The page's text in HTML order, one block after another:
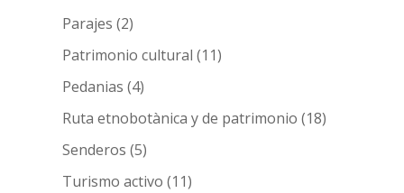
Parajes (2)
Patrimonio cultural (11)
Pedanias (4)
Ruta etnobotànica y de patrimonio (18)
Senderos (5)
Turismo activo (11)